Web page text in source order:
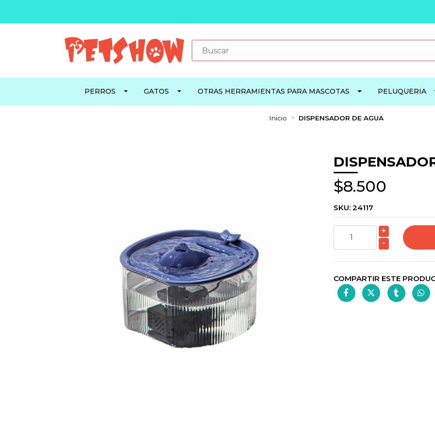
PERROS GATOS OTRAS HERRAMIENTAS PARA MASCOTAS PELUQUERIA
Inicio DISPENSADOR DE AGUA
$8.500
SKU: 24117
+
-
COMPARTIR ESTE